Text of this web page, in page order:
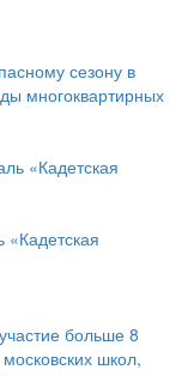
сезону в
многоквартирных
больше 8
школ,